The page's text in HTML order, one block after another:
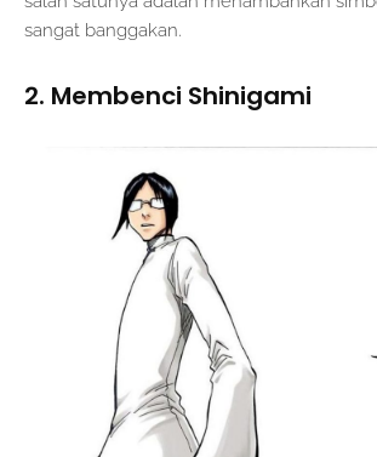
sangat banggakan.
2. Membenci Shinigami